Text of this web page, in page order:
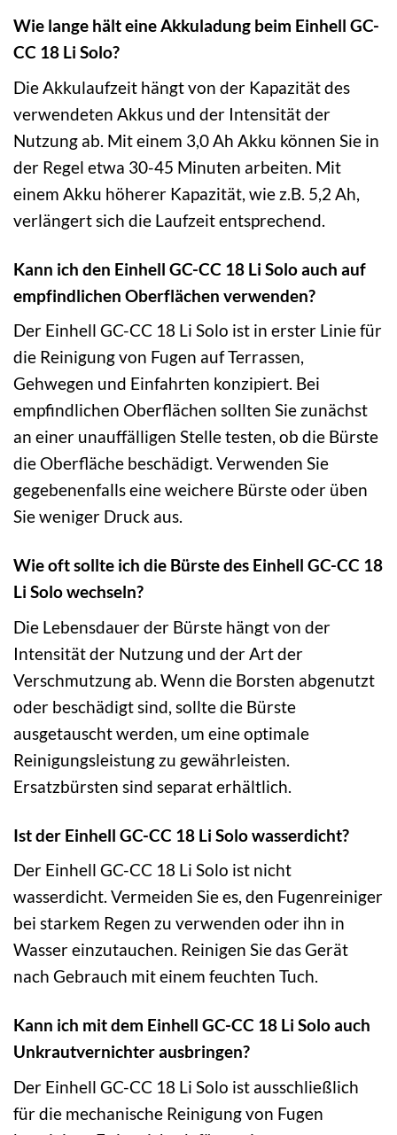
Wie lange hält eine Akkuladung beim Einhell GC-
CC 18 Li Solo?
Die Akkulaufzeit hängt von der Kapazität des
verwendeten Akkus und der Intensität der
Nutzung ab. Mit einem 3,0 Ah Akku können Sie in
der Regel etwa 30-45 Minuten arbeiten. Mit
einem Akku höherer Kapazität, wie z.B. 5,2 Ah,
verlängert sich die Laufzeit entsprechend.
Kann ich den Einhell GC-CC 18 Li Solo auch auf
empfindlichen Oberflächen verwenden?
Der Einhell GC-CC 18 Li Solo ist in erster Linie für
die Reinigung von Fugen auf Terrassen,
Gehwegen und Einfahrten konzipiert. Bei
empfindlichen Oberflächen sollten Sie zunächst
an einer unauffälligen Stelle testen, ob die Bürste
die Oberfläche beschädigt. Verwenden Sie
gegebenenfalls eine weichere Bürste oder üben
Sie weniger Druck aus.
Wie oft sollte ich die Bürste des Einhell GC-CC 18
Li Solo wechseln?
Die Lebensdauer der Bürste hängt von der
Intensität der Nutzung und der Art der
Verschmutzung ab. Wenn die Borsten abgenutzt
oder beschädigt sind, sollte die Bürste
ausgetauscht werden, um eine optimale
Reinigungsleistung zu gewährleisten.
Ersatzbürsten sind separat erhältlich.
Ist der Einhell GC-CC 18 Li Solo wasserdicht?
Der Einhell GC-CC 18 Li Solo ist nicht
wasserdicht. Vermeiden Sie es, den Fugenreiniger
bei starkem Regen zu verwenden oder ihn in
Wasser einzutauchen. Reinigen Sie das Gerät
nach Gebrauch mit einem feuchten Tuch.
Kann ich mit dem Einhell GC-CC 18 Li Solo auch
Unkrautvernichter ausbringen?
Der Einhell GC-CC 18 Li Solo ist ausschließlich
für die mechanische Reinigung von Fugen